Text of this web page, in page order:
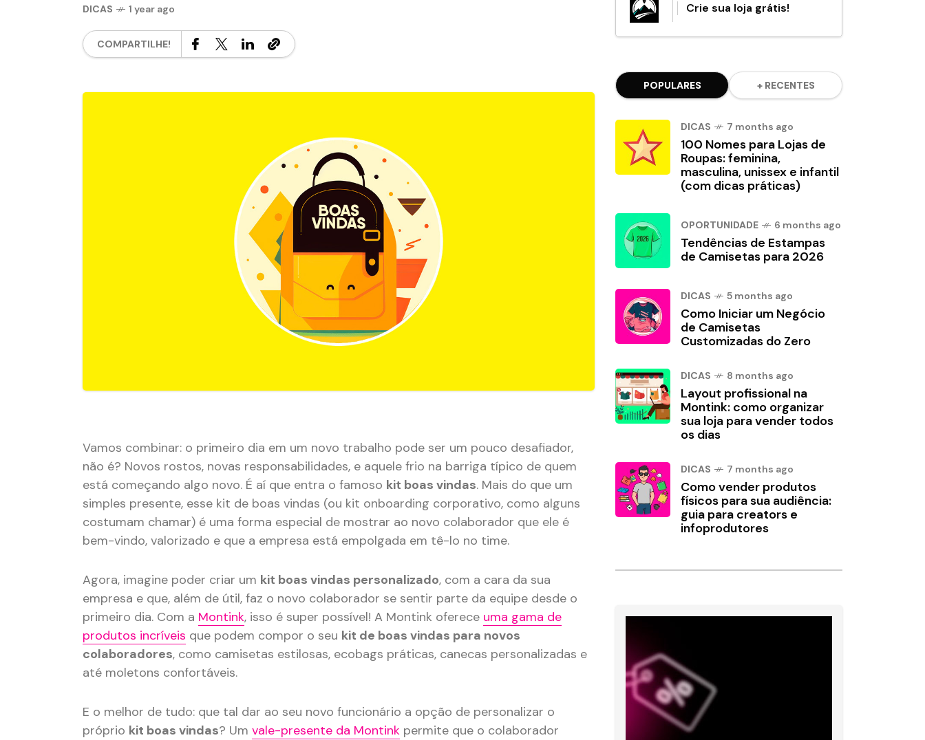
DICAS 1 year ago
COMPARTILHE!
Vamos combinar: o primeiro dia em um novo trabalho pode ser um pouco desafiador,
não é? Novos rostos, novas responsabilidades, e aquele frio na barriga típico de quem
está começando algo novo. É aí que entra o famoso kit boas vindas. Mais do que um
simples presente, esse kit de boas vindas (ou kit onboarding corporativo, como alguns
costumam chamar) é uma forma especial de mostrar ao novo colaborador que ele é
bem-vindo, valorizado e que a empresa está empolgada em tê-lo no time.
Agora, imagine poder criar um kit boas vindas personalizado, com a cara da sua
empresa e que, além de útil, faz o novo colaborador se sentir parte da equipe desde o
primeiro dia. Com a Montink, isso é super possível! A Montink oferece uma gama de
produtos incríveis que podem compor o seu kit de boas vindas para novos
colaboradores, como camisetas estilosas, ecobags práticas, canecas personalizadas e
até moletons confortáveis.
E o melhor de tudo: que tal dar ao seu novo funcionário a opção de personalizar o
próprio kit boas vindas? Um vale-presente da Montink permite que o colaborador
Crie sua loja grátis!
POPULARES + RECENTES
DICAS 7 months ago
100 Nomes para Lojas de
Roupas: feminina,
masculina, unissex e infantil
(com dicas práticas)
OPORTUNIDADE 6 months ago
Tendências de Estampas
de Camisetas para 2026
DICAS 5 months ago
Como Iniciar um Negócio
de Camisetas
Customizadas do Zero
DICAS 8 months ago
Layout profissional na
Montink: como organizar
sua loja para vender todos
os dias
DICAS 7 months ago
Como vender produtos
físicos para sua audiência:
guia para creators e
infoprodutores